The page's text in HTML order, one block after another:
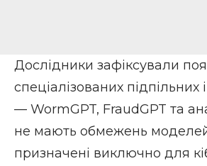
Дослідники зафіксували
спеціалізованих підпільних
— WormGPT, FraudGPT та
не мають обмежень
призначені виключно для